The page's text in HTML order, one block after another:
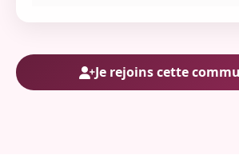
Je rejoins cette